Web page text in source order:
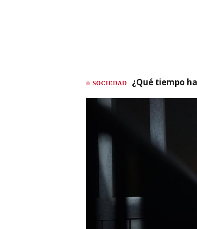
SOCIEDAD ¿Qué tiempo